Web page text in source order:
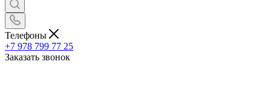
Телефоны
+7 978 799 77 25
Заказать звонок